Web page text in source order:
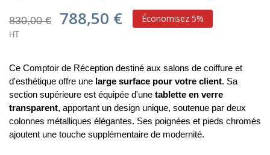
830,00 € 788,50 € Économisez 5%
HT
Ce Comptoir de Réception destiné aux salons de coiffure et
d'esthétique offre une large surface pour votre client. Sa
section supérieure est équipée d'une tablette en verre
transparent, apportant un design unique, soutenue par deux
colonnes métalliques élégantes. Ses poignées et pieds chromés
ajoutent une touche supplémentaire de modernité.